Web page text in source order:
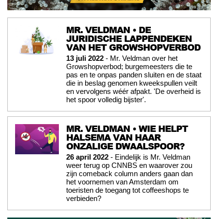
MR. VELDMAN • DE
JURIDISCHE LAPPENDEKEN
VAN HET GROWSHOPVERBOD
13 juli 2022 - Mr. Veldman over het
Growshopverbod; burgemeesters die te
pas en te onpas panden sluiten en de staat
die in beslag genomen kweekspullen veilt
en vervolgens wéér afpakt. 'De overheid is
het spoor volledig bijster'.
MR. VELDMAN • WIE HELPT
HALSEMA VAN HAAR
ONZALIGE DWAALSPOOR?
26 april 2022 - Eindelijk is Mr. Veldman
weer terug op CNNBS en waarover zou
zijn comeback column anders gaan dan
het voornemen van Amsterdam om
toeristen de toegang tot coffeeshops te
verbieden?